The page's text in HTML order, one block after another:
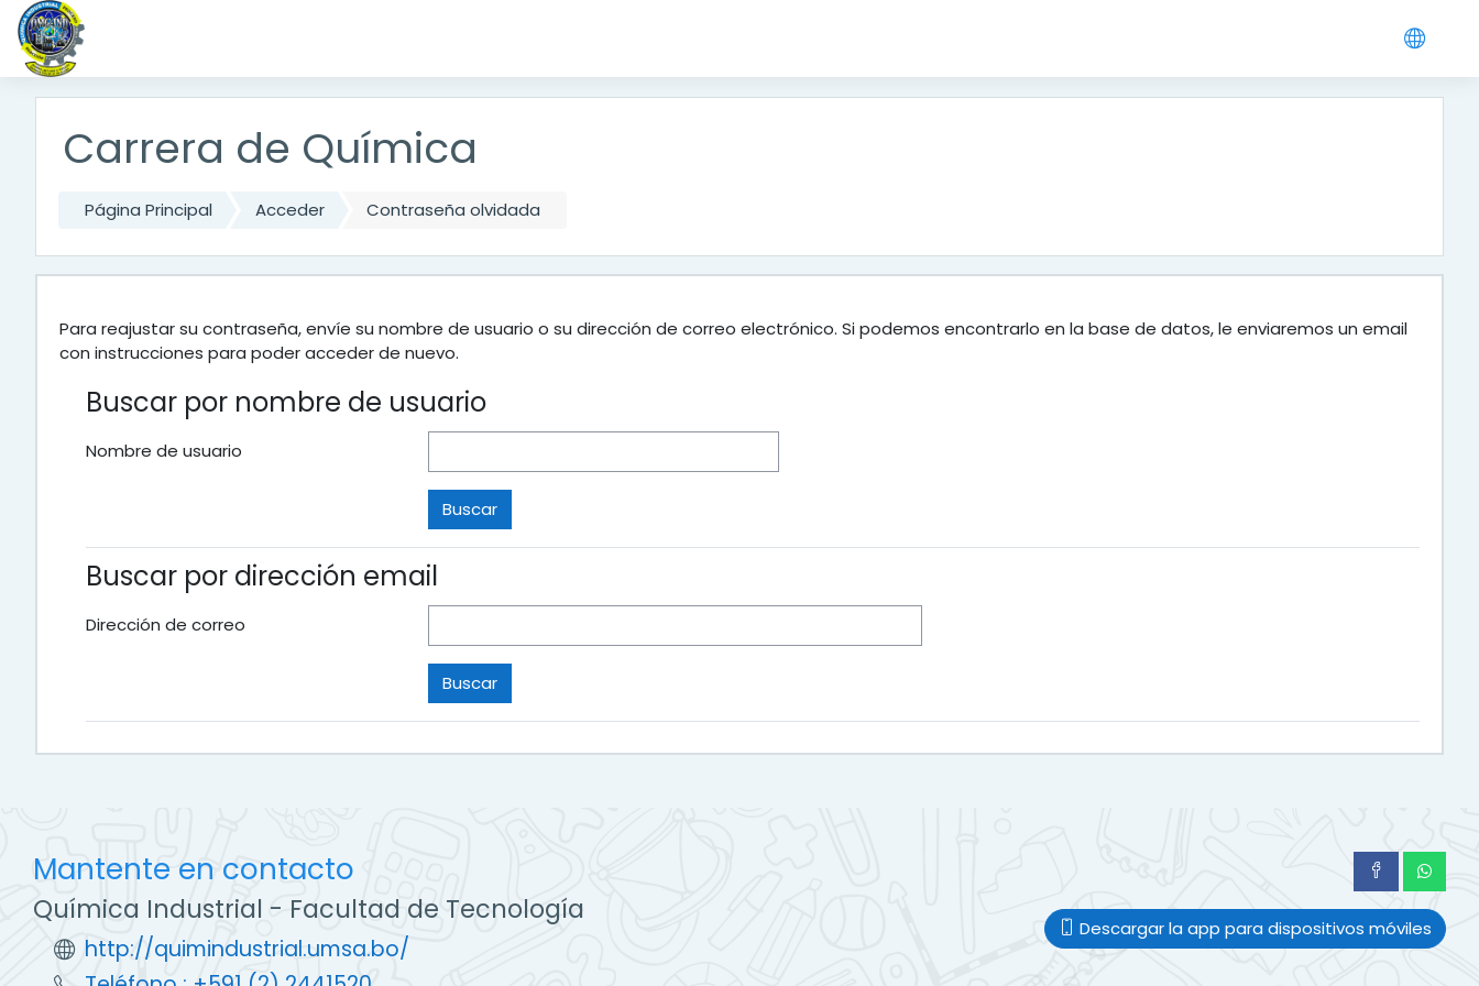
Salta al contenido principal
Carrera de Química
Página Principal Acceder Contraseña olvidada
Para reajustar su contraseña, envíe su nombre de usuario o su dirección de correo electrónico. Si podemos encontrarlo en la base de datos, le enviaremos un email
con instrucciones para poder acceder de nuevo.
Buscar por nombre de usuario
Nombre de usuario
Buscar por dirección email
Dirección de correo
Mantente en contacto
Química Industrial - Facultad de Tecnología
http://quimindustrial.umsa.bo/
Descargar la app para dispositivos móviles